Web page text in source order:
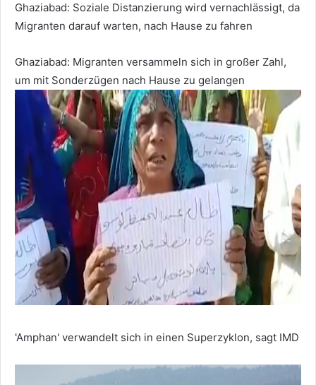
Ghaziabad: Soziale Distanzierung wird vernachlässigt, da
Migranten darauf warten, nach Hause zu fahren
Ghaziabad: Migranten versammeln sich in großer Zahl,
um mit Sonderzügen nach Hause zu gelangen
'Amphan' verwandelt sich in einen Superzyklon, sagt IMD